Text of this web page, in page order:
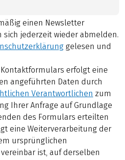
einen Newsletter
sich jederzeit wieder abmelden.
gelesen und
Kontaktformulars erfolgt eine
angeführten Daten durch
Verantwortlichen zum
Ihrer Anfrage auf Grundlage
des Formulars erteilten
eine Weiterverarbeitung der
ursprünglichen
ist, auf derselben